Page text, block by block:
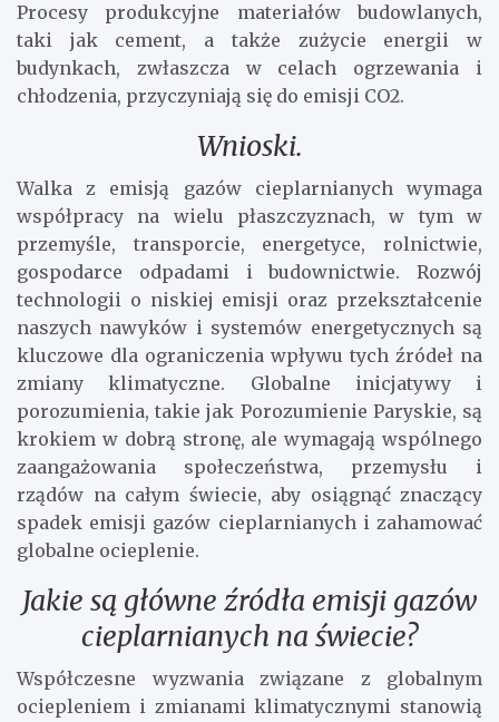
Procesy produkcyjne materiałów budowlanych,
taki jak cement, a także zużycie energii w
budynkach, zwłaszcza w celach ogrzewania i
chłodzenia, przyczyniają się do emisji CO2.
Wnioski.
Walka z emisją gazów cieplarnianych wymaga
współpracy na wielu płaszczyznach, w tym w
przemyśle, transporcie, energetyce, rolnictwie,
gospodarce odpadami i budownictwie. Rozwój
technologii o niskiej emisji oraz przekształcenie
naszych nawyków i systemów energetycznych są
kluczowe dla ograniczenia wpływu tych źródeł na
zmiany klimatyczne. Globalne inicjatywy i
porozumienia, takie jak Porozumienie Paryskie, są
krokiem w dobrą stronę, ale wymagają wspólnego
zaangażowania społeczeństwa, przemysłu i
rządów na całym świecie, aby osiągnąć znaczący
spadek emisji gazów cieplarnianych i zahamować
globalne ocieplenie.
Jakie są główne źródła emisji gazów
cieplarnianych na świecie?
Współczesne wyzwania związane z globalnym
ociepleniem i zmianami klimatycznymi stanowią